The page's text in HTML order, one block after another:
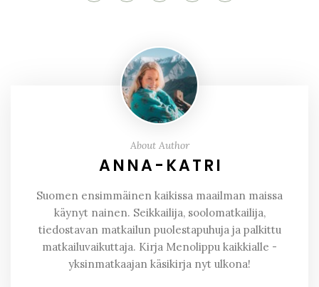
About Author
ANNA-KATRI
Suomen ensimmäinen kaikissa maailman maissa
käynyt nainen. Seikkailija, soolomatkailija,
tiedostavan matkailun puolestapuhuja ja palkittu
matkailuvaikuttaja. Kirja Menolippu kaikkialle -
yksinmatkaajan käsikirja nyt ulkona!